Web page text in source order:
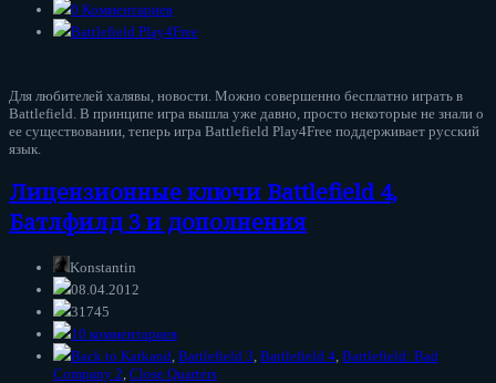
0 Комментариев
Battlefield Play4Free
Для любителей халявы, новости. Можно совершенно бесплатно играть в
Battlefield. В принципе игра вышла уже давно, просто некоторые не знали о
ее существовании, теперь игра Battlefield Play4Free поддерживает русский
язык.
Лицензионные ключи Battlefield 4,
Батлфилд 3 и дополнения
Konstantin
08.04.2012
31745
10 комментариев
Back to Karkand Battlefield 3 Battlefield 4 Battlefield: Bad
Company 2 Close Quarters